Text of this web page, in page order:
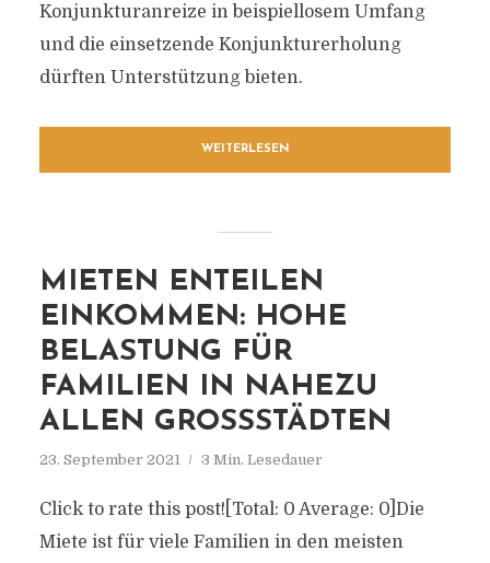
Konjunkturanreize in beispiellosem Umfang
und die einsetzende Konjunkturerholung
dürften Unterstützung bieten.
WEITERLESEN
MIETEN ENTEILEN
EINKOMMEN: HOHE
BELASTUNG FÜR
FAMILIEN IN NAHEZU
ALLEN GROSSSTÄDTEN
23. September 2021 3 Min. Lesedauer
Click to rate this post![Total: 0 Average: 0]Die
Miete ist für viele Familien in den meisten